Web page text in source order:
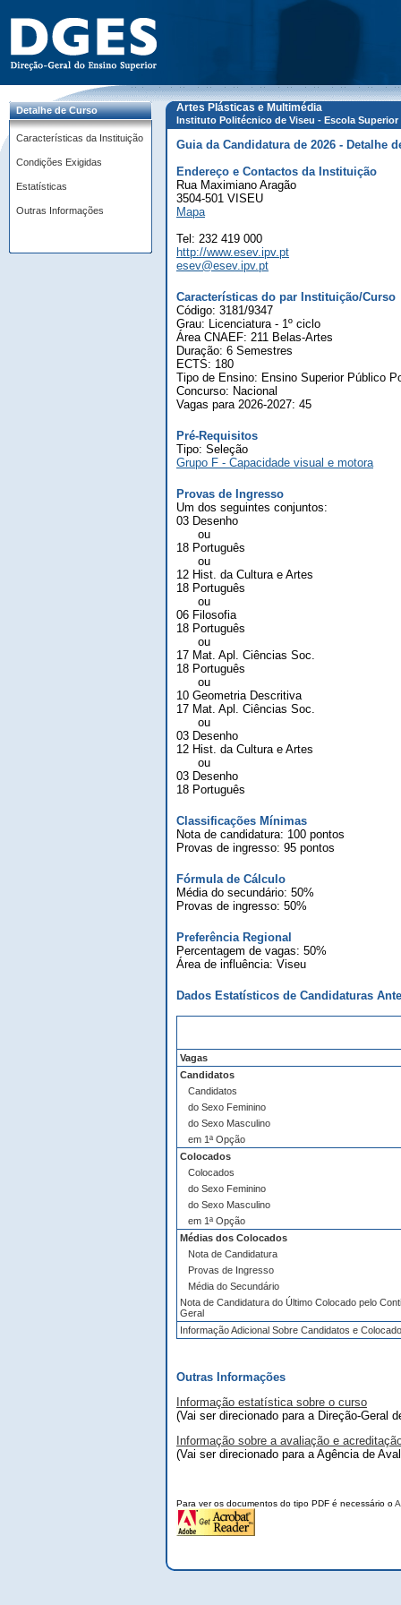
Detalhe de Curso
Características da Instituição
Condições Exigidas
Estatísticas
Outras Informações
Artes Plásticas e Multimédia
Instituto Politécnico de Viseu - Escola Superior
Guia da Candidatura de 2026 - Detalhe
Endereço e Contactos da Instituição
Rua Maximiano Aragão
3504-501 VISEU
Mapa
Tel: 232 419 000
http://www.esev.ipv.pt
esev@esev.ipv.pt
Características do par Instituição/Curso
Código: 3181/9347
Grau: Licenciatura - 1º ciclo
Área CNAEF: 211 Belas-Artes
Duração: 6 Semestres
ECTS: 180
Tipo de Ensino: Ensino Superior Público
Concurso: Nacional
Vagas para 2026-2027: 45
Pré-Requisitos
Tipo: Seleção
Grupo F - Capacidade visual e motora
Provas de Ingresso
Um dos seguintes conjuntos:
03 Desenho
ou
18 Português
ou
12 Hist. da Cultura e Artes
18 Português
ou
06 Filosofia
18 Português
ou
17 Mat. Apl. Ciências Soc.
18 Português
ou
10 Geometria Descritiva
17 Mat. Apl. Ciências Soc.
ou
03 Desenho
12 Hist. da Cultura e Artes
ou
03 Desenho
18 Português
Classificações Mínimas
Nota de candidatura: 100 pontos
Provas de ingresso: 95 pontos
Fórmula de Cálculo
Média do secundário: 50%
Provas de ingresso: 50%
Preferência Regional
Percentagem de vagas: 50%
Área de influência: Viseu
Dados Estatísticos de Candidaturas
Vagas
Candidatos
Candidatos
do Sexo Feminino
do Sexo Masculino
em 1ª Opção
Colocados
Colocados
do Sexo Feminino
do Sexo Masculino
em 1ª Opção
Médias dos Colocados
Nota de Candidatura
Provas de Ingresso
Média do Secundário
Nota de Candidatura do Último Colocado pelo
Geral
Informação Adicional Sobre Candidatos e
Outras Informações
Informação estatística sobre o curso
(Vai ser direcionado para a Direção-Geral
Informação sobre a avaliação e
(Vai ser direcionado para a Agência de
Para ver os documentos do tipo PDF é necessário o